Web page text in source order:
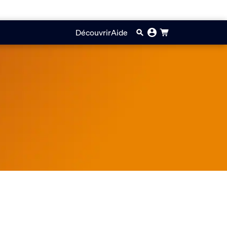
DécouvrirAide